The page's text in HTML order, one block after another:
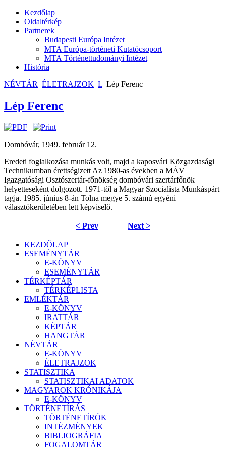
Kezdőlap
Oldaltérkép
Partnerek
Budapesti Európa Intézet
MTA Európa-történeti Kutatócsoport
MTA Történettudományi Intézet
História
NÉVTÁR ÉLETRAJZOK L Lép Ferenc
Lép Ferenc
|
Dombóvár, 1949. február 12.
Eredeti foglalkozása munkás volt, majd a kaposvári Közgazdasági
Technikumban érettségizett Az 1980-as években a MÁV
Igazgatósági Osztószertár-főnökség dombóvári szertárfőnök
helyetteseként dolgozott. 1971-től a Magyar Szocialista Munkáspárt
tagja. 1985. június 8-án Tolna megye 5. számú egyéni
választókerületében lett képviselő.
< Prev Next >
KEZDŐLAP
ESEMÉNYTÁR
E-KÖNYV
ESEMÉNYTÁR
TÉRKÉPTÁR
TÉRKÉPLISTA
EMLÉKTÁR
E-KÖNYV
IRATTÁR
KÉPTÁR
HANGTÁR
NÉVTÁR
E-KÖNYV
ÉLETRAJZOK
STATISZTIKA
STATISZTIKAI ADATOK
MAGYAROK KRÓNIKÁJA
E-KÖNYV
TÖRTÉNETÍRÁS
TÖRTÉNETÍRÓK
INTÉZMÉNYEK
BIBLIOGRÁFIA
FOGALOMTÁR